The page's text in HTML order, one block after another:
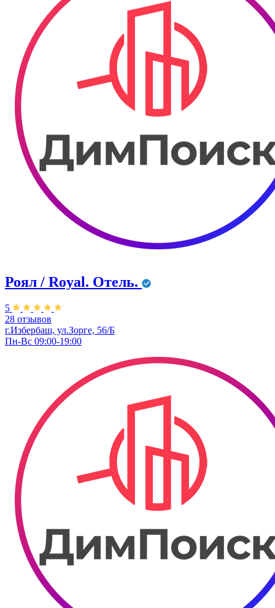
Роял / Royal. Отель.
5
28 отзывов
г.Избербаш, ул.Зорге, 56/Б
Пн-Вс 09:00-19:00